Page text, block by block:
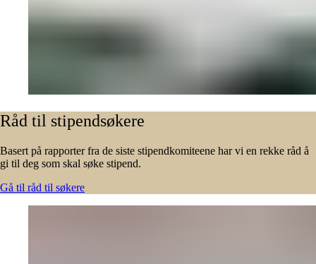
Råd til stipendsøkere
Basert på rapporter fra de siste stipendkomiteene har vi en rekke råd å
gi til deg som skal søke stipend.
Gå til råd til søkere